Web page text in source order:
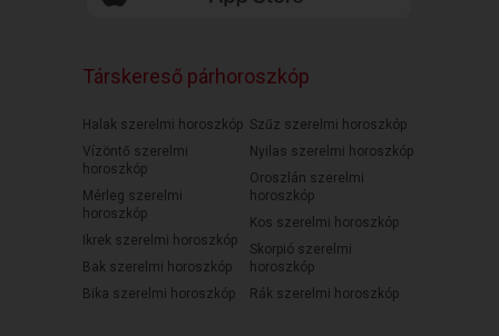
Társkereső párhoroszkóp
Halak szerelmi horoszkóp
Vízöntő szerelmi
horoszkóp
Mérleg szerelmi
horoszkóp
Ikrek szerelmi horoszkóp
Bak szerelmi horoszkóp
Bika szerelmi horoszkóp
Szűz szerelmi horoszkóp
Nyilas szerelmi horoszkóp
Oroszlán szerelmi
horoszkóp
Kos szerelmi horoszkóp
Skorpió szerelmi
horoszkóp
Rák szerelmi horoszkóp